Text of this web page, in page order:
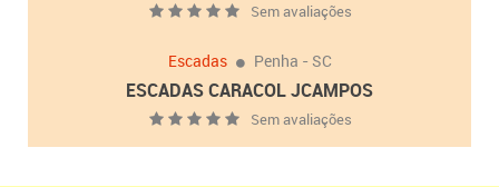
Sem avaliações
Escadas Penha - SC
ESCADAS CARACOL JCAMPOS
Sem avaliações